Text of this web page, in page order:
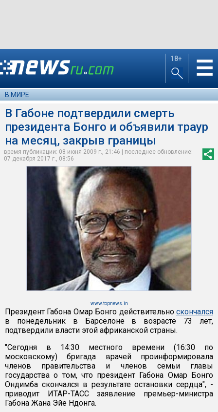
18+ ☰
В МИРЕ
В Габоне подтвердили смерть
президента Бонго и объявили траур
на месяц, закрыв границы
время публикации: 08 июня 2009 г., 21:46 | последнее обновление:
07 декабря 2017 г., 08:56
www.topnews.in
Президент Габона Омар Бонго действительно скончался
в понедельник в Барселоне в возрасте 73 лет,
подтвердили власти этой африканской страны.
"Сегодня в 14:30 местного времени (16:30 по
московскому) бригада врачей проинформировала
членов правительства и членов семьи главы
государства о том, что президент Габона Омар Бонго
Ондимба скончался в результате остановки сердца", -
приводит ИТАР-ТАСС заявление премьер-министра
Габона Жана Эйе Ндонга.